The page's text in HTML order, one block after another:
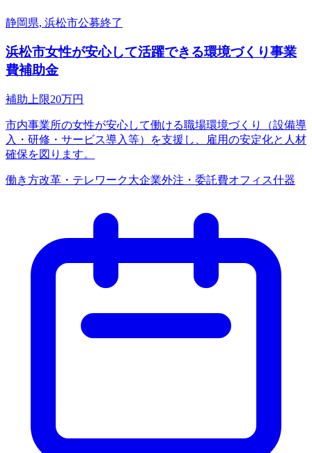
静岡県, 浜松市公募終了
浜松市女性が安心して活躍できる環境づくり事業
費補助金
補助上限20万円
市内事業所の女性が安心して働ける職場環境づくり（設備導
入・研修・サービス導入等）を支援し、雇用の安定化と人材
確保を図ります。
働き方改革・テレワーク大企業外注・委託費オフィス什器